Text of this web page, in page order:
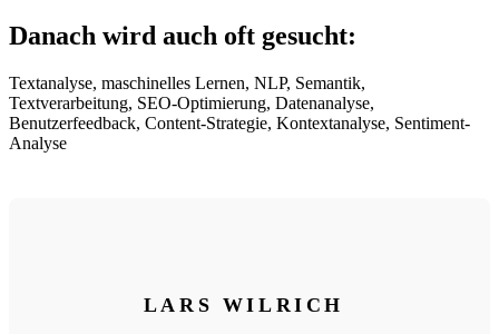
Danach wird auch oft gesucht:
Textanalyse, maschinelles Lernen, NLP, Semantik,
Textverarbeitung, SEO-Optimierung, Datenanalyse,
Benutzerfeedback, Content-Strategie, Kontextanalyse, Sentiment-
Analyse
LARS WILRICH